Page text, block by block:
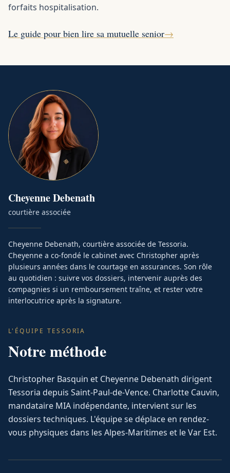
forfaits hospitalisation.
Le guide pour bien lire sa mutuelle senior→
CheyenneDebenath
courtière associée
Cheyenne Debenath, courtière associée de Tessoria.
Cheyenne a co-fondé le cabinet avec Christopher après
plusieurs années dans le courtage en assurances. Son rôle
au quotidien : suivre vos dossiers, intervenir auprès des
compagnies si un remboursement traîne, et rester votre
interlocutrice après la signature.
L'ÉQUIPE TESSORIA
Notre méthode
Christopher Basquin et Cheyenne Debenath dirigent
Tessoria depuis Saint-Paul-de-Vence. Charlotte Cauvin,
mandataire MIA indépendante, intervient sur les
dossiers techniques. L'équipe se déplace en rendez-
vous physiques dans les Alpes-Maritimes et le Var Est.